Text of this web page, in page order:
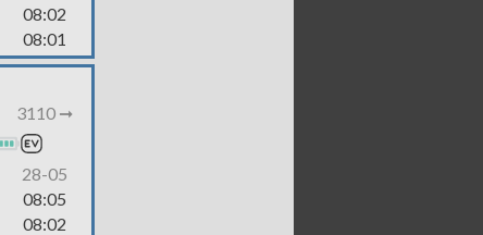
08:02
08:01
3110 ➞
28-05
08:05
08:02